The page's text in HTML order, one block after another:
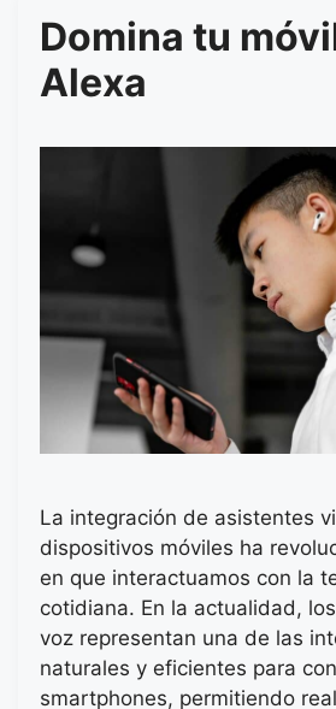
Domina tu
Alexa
La integración de asistentes
dispositivos móviles ha
en que interactuamos con la
cotidiana. En la actualidad,
voz representan una de las
naturales y eficientes para
smartphones, permitiendo